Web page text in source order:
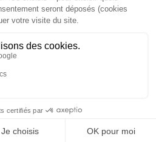
PARIS 17
06 65 15 01 15
LOCALISER
PLAN DU SITE
© 2026